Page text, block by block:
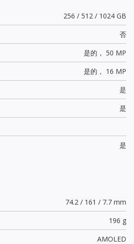
256 / 512 / 1024 GB
否
是的， 50 MP
是的， 16 MP
是
是
是
74.2 / 161 / 7.7 mm
196 g
AMOLED